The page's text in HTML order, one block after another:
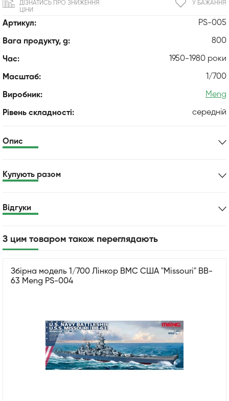
Артикул: PS-005
Вага продукту, g: 800
Час: 1950-1980 роки
Масштаб: 1/700
Виробник: Meng
Рівень складності: середній
У БАЖАННЯ
ДІЗНАТИСЬ ПРО ЗНИЖЕННЯ
ЦІНИ
Опис
Купують разом
Відгуки
З цим товаром також переглядають
Збірна модель 1/700 Лінкор ВМС США "Missouri" BB-
63 Meng PS-004